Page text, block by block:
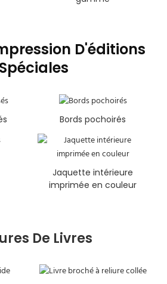
D'éditions
Spéciales
Bords pochoirés
Jaquette intérieure
imprimée en couleur
De Livres